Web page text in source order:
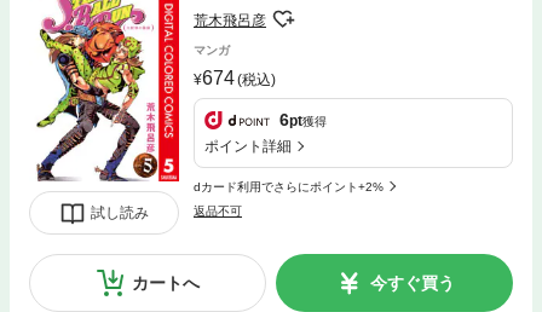
試し読み
荒木飛呂彦
マンガ
674(税込)
6pt獲得
ポイント詳細
dカード利用でさらにポイント+2%
返品不可
カートへ 今すぐ買う